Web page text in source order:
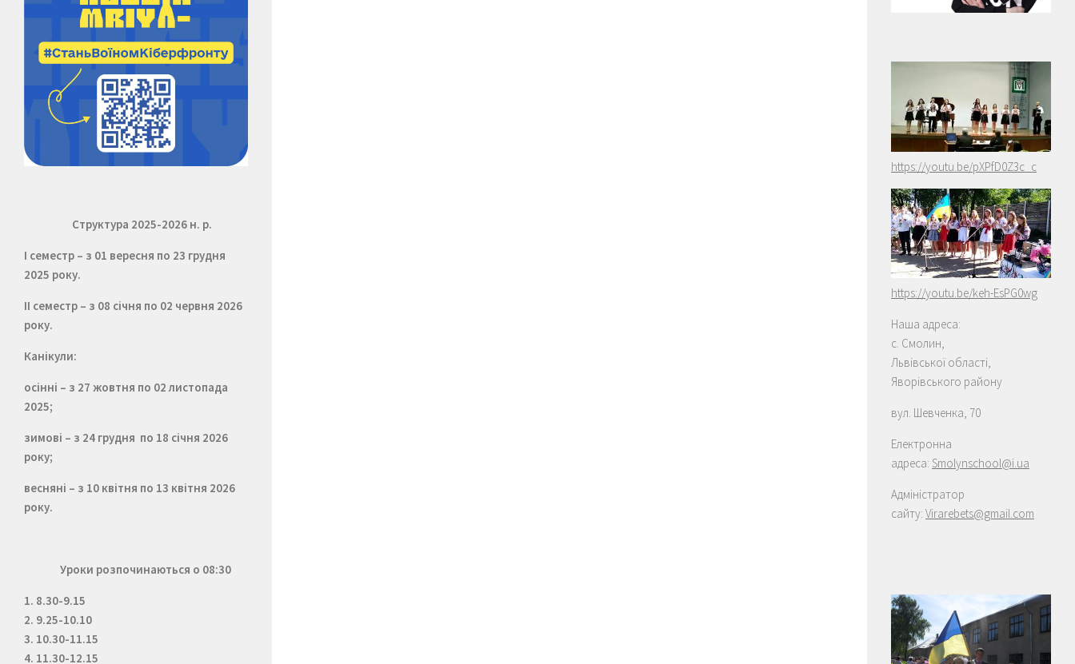
Структура 2025-2026 н. р.
I семестр – з 01 вересня по 23 грудня
2025 року.
II семестр – з 08 січня по 02 червня 2026
року.
Канікули:
осінні – з 27 жовтня по 02 листопада
2025;
зимові – з 24 грудня по 18 січня 2026
року;
весняні – з 10 квітня по 13 квітня 2026
року.
Уроки розпочинаються о 08:30
1. 8.30-9.15
2. 9.25-10.10
3. 10.30-11.15
4. 11.30-12.15
https://youtu.be/pXPfD0Z3c_c
https://youtu.be/keh-EsPG0wg
Наша адреса:
с. Смолин,
Львівcької області,
Яворівського району
вул. Шевченка, 70
Електронна
адреса: Smolynschool@i.ua
Адміністратор
сайту: Virarebets@gmail.com